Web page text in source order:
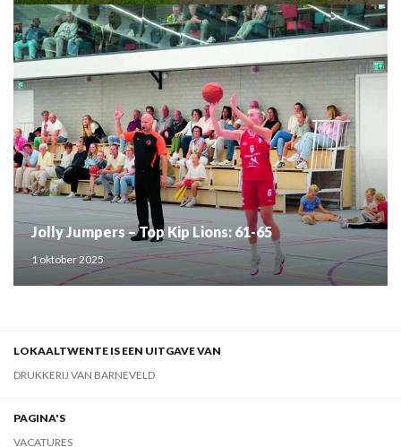
Jolly Jumpers – Top Kip Lions: 61-65
1 oktober 2025
LOKAALTWENTE IS EEN UITGAVE VAN
DRUKKERIJ VAN BARNEVELD
PAGINA'S
VACATURES